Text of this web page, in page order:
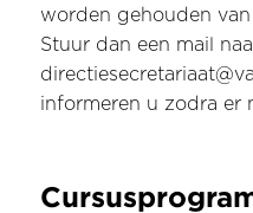
worden gehouden
Stuur dan een mail
informeren u zodra er